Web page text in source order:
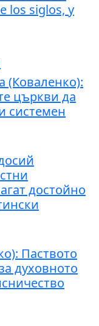
los siglos, y
(Коваленко):
църкви да
системен
достойно
Паството
духовното